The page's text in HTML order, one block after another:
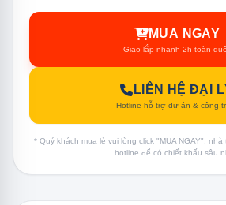
MUA NGAY
Giao lắp nhanh 2h toàn
LIÊN HỆ ĐẠI
Hotline hỗ trợ dự án & công
* Quý khách mua lẻ vui lòng click "MUA NGAY",
hotline để có chiết khấu sâu